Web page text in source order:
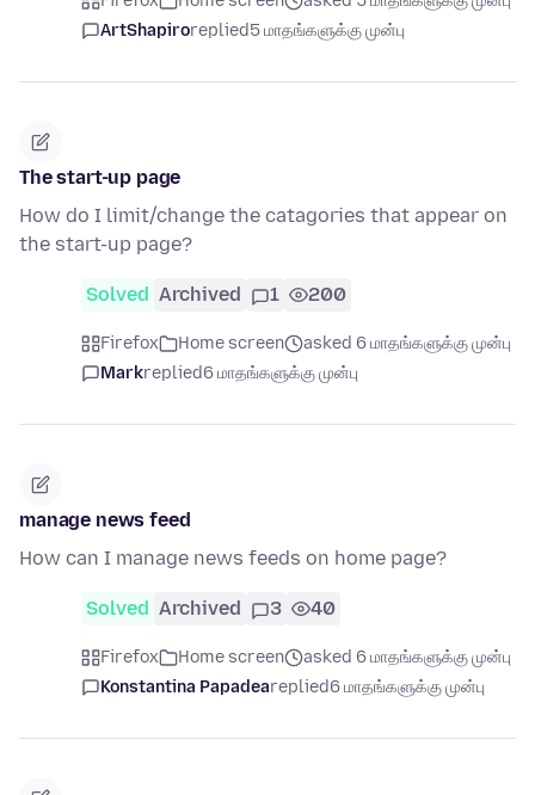
ArtShapiroreplied5 மாதங்களுக்கு முன்பு
The start-up page
How do I limit/change the catagories that appear on
the start-up page?
Solved Archived 1 200
Firefox Home screen
asked 6 மாதங்களுக்கு முன்பு
Markreplied6 மாதங்களுக்கு முன்பு
manage news feed
How can I manage news feeds on home page?
Solved Archived 3 40
Firefox Home screen
asked 6 மாதங்களுக்கு முன்பு
Konstantina Papadeareplied6 மாதங்களுக்கு முன்பு